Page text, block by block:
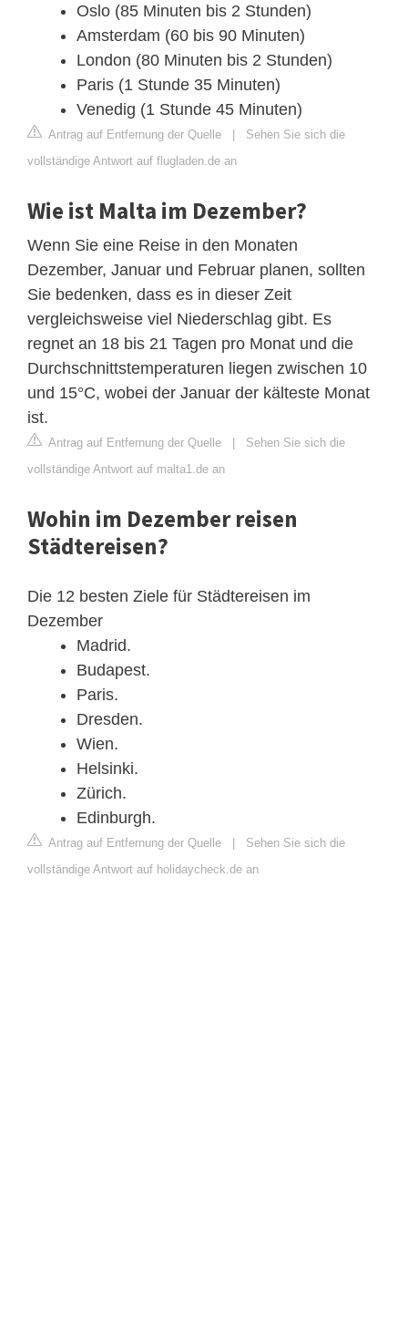
Oslo (85 Minuten bis 2 Stunden)
Amsterdam (60 bis 90 Minuten)
London (80 Minuten bis 2 Stunden)
Paris (1 Stunde 35 Minuten)
Venedig (1 Stunde 45 Minuten)
Antrag auf Entfernung der Quelle | Sehen Sie sich die
vollständige Antwort auf flugladen.de an
Wie ist Malta im Dezember?
Wenn Sie eine Reise in den Monaten
Dezember, Januar und Februar planen, sollten
Sie bedenken, dass es in dieser Zeit
vergleichsweise viel Niederschlag gibt. Es
regnet an 18 bis 21 Tagen pro Monat und die
Durchschnittstemperaturen liegen zwischen 10
und 15°C, wobei der Januar der kälteste Monat
ist.
Antrag auf Entfernung der Quelle | Sehen Sie sich die
vollständige Antwort auf malta1.de an
Wohin im Dezember reisen
Städtereisen?
Die 12 besten Ziele für Städtereisen im
Dezember
Madrid.
Budapest.
Paris.
Dresden.
Wien.
Helsinki.
Zürich.
Edinburgh.
Antrag auf Entfernung der Quelle | Sehen Sie sich die
vollständige Antwort auf holidaycheck.de an